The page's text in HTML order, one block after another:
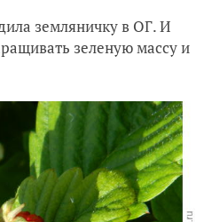
земляничку в ОГ. И
зеленую массу и